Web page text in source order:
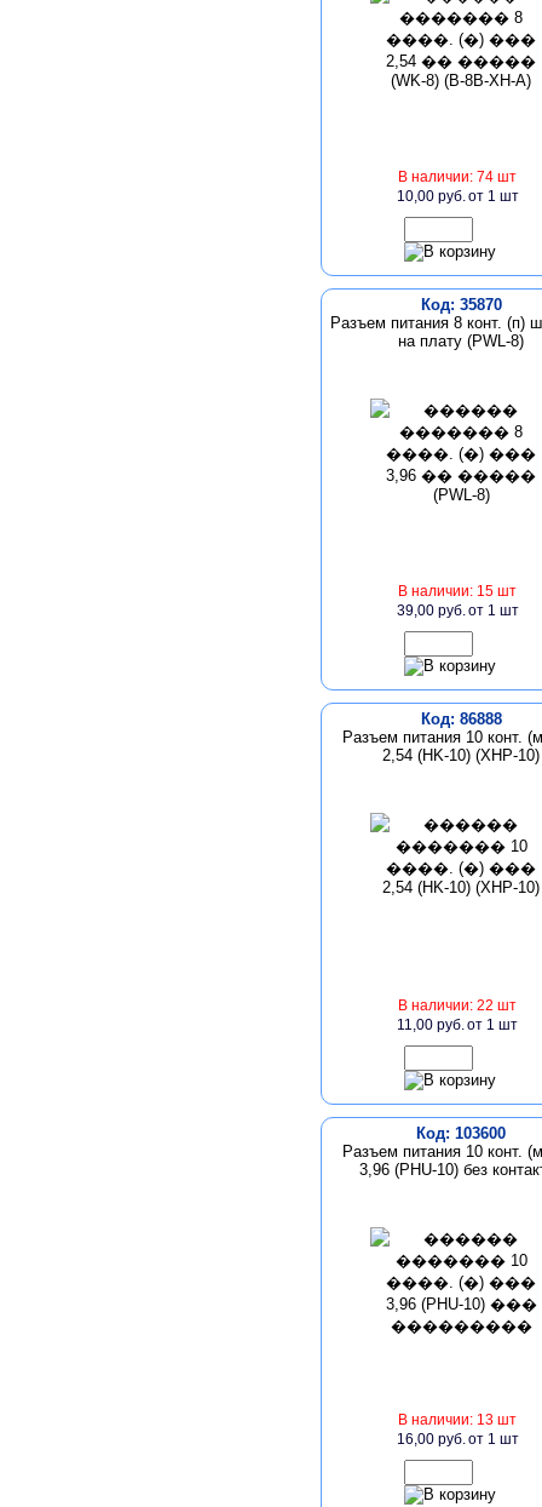
В наличии: 74 шт
10,00 руб.от 1 шт
Код: 35870
Разъем питания 8 конт. (п)
на плату (PWL-8)
В наличии: 15 шт
39,00 руб.от 1 шт
Код: 86888
Разъем питания 10 конт.
2,54 (HK-10) (XHP-10)
В наличии: 22 шт
11,00 руб.от 1 шт
Код: 103600
Разъем питания 10 конт.
3,96 (PHU-10) без
В наличии: 13 шт
16,00 руб.от 1 шт